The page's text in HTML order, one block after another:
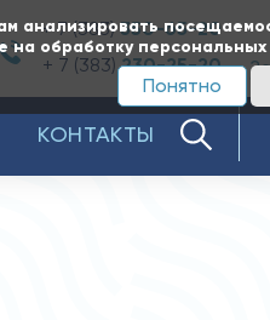
анализировать
на обработку
Понятно
+ 7 (383)350-65-20
+ 7 (383)230-25-20
КОНТАКТЫ